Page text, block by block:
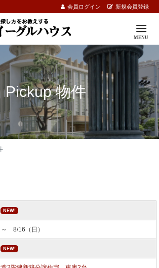
会員ログイン 新規会員登録
Pickup 物件
NEW!
8/16（日）
NEW!